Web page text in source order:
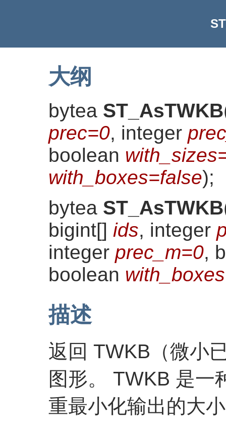
大纲
bytea ST_AsTWKB
prec=0, integer
boolean
with_boxes=false);
bytea ST_AsTWKB
bigint[] ids, integer
integer prec_m=0,
boolean
描述
返回 TWKB（微小
图形。 TWKB 是一
重最小化输出的大